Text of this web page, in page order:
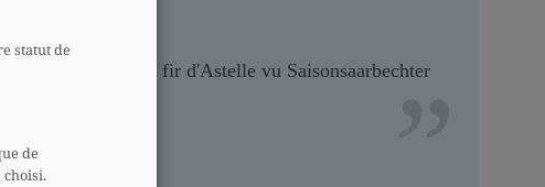
Hëllef fir d'Astelle vu Saisonsaarbechter
statut de
de